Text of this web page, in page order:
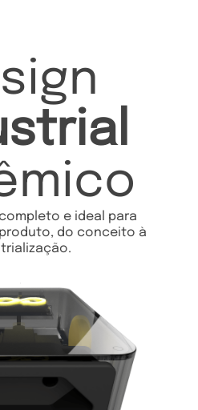
e ideal para
do conceito à